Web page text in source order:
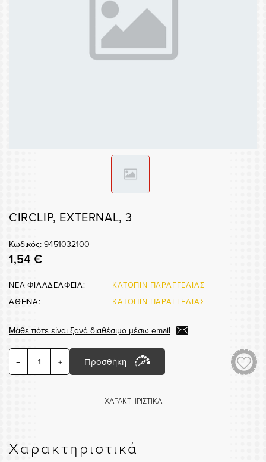
CIRCLIP, EXTERNAL, 3
Κωδικός: 9451032100
1,54 €
ΝΕΑ ΦΙΛΑΔΕΛΦΕΙΑ:
ΚΑΤΟΠΙΝ ΠΑΡΑΓΓΕΛΙΑΣ
ΑΘΗΝΑ:
ΚΑΤΟΠΙΝ ΠΑΡΑΓΓΕΛΙΑΣ
Μάθε πότε είναι ξανά διαθέσιμο μέσω email
− + Προσθήκη
ΧΑΡΑΚΤΗΡΙΣΤΙΚΑ
Χαρακτηριστικά